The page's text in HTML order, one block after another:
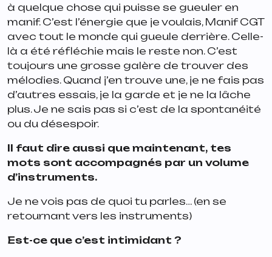
à quelque chose qui puisse se gueuler en
manif. C’est l’énergie que je voulais, Manif CGT
avec tout le monde qui gueule derrière. Celle-
là a été réfléchie mais le reste non. C’est
toujours une grosse galère de trouver des
mélodies. Quand j’en trouve une, je ne fais pas
d’autres essais, je la garde et je ne la lâche
plus. Je ne sais pas si c’est de la spontanéité
ou du désespoir.
Il faut dire aussi que maintenant, tes
mots sont accompagnés par un volume
d’instruments.
Je ne vois pas de quoi tu parles… (en se
retournant vers les instruments)
Est-ce que c’est intimidant ?